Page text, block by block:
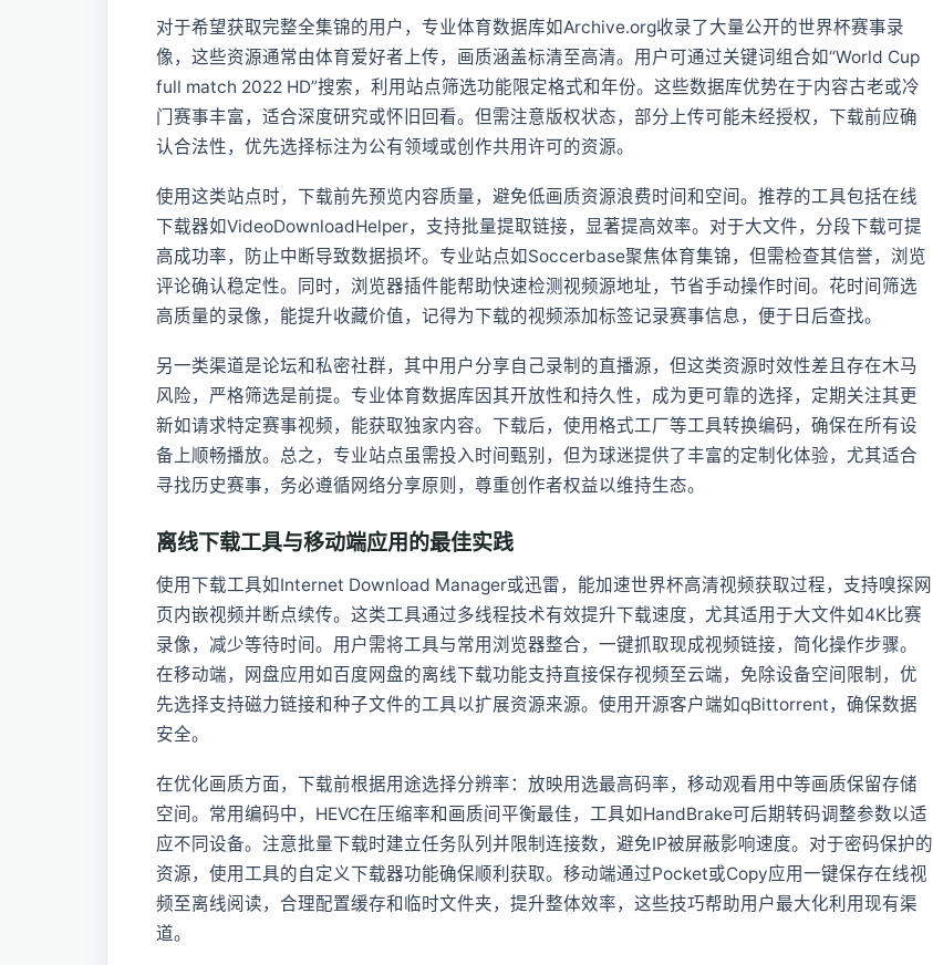
对于希望获取完整全集锦的用户，专业体育数据库如Archive.org收录了大量公开的世界杯赛事录
像，这些资源通常由体育爱好者上传，画质涵盖标清至高清。用户可通过关键词组合如“World Cup
full match 2022 HD”搜索，利用站点筛选功能限定格式和年份。这些数据库优势在于内容古老或冷
门赛事丰富，适合深度研究或怀旧回看。但需注意版权状态，部分上传可能未经授权，下载前应确
认合法性，优先选择标注为公有领域或创作共用许可的资源。
使用这类站点时，下载前先预览内容质量，避免低画质资源浪费时间和空间。推荐的工具包括在线
下载器如VideoDownloadHelper，支持批量提取链接，显著提高效率。对于大文件，分段下载可提
高成功率，防止中断导致数据损坏。专业站点如Soccerbase聚焦体育集锦，但需检查其信誉，浏览
评论确认稳定性。同时，浏览器插件能帮助快速检测视频源地址，节省手动操作时间。花时间筛选
高质量的录像，能提升收藏价值，记得为下载的视频添加标签记录赛事信息，便于日后查找。
另一类渠道是论坛和私密社群，其中用户分享自己录制的直播源，但这类资源时效性差且存在木马
风险，严格筛选是前提。专业体育数据库因其开放性和持久性，成为更可靠的选择，定期关注其更
新如请求特定赛事视频，能获取独家内容。下载后，使用格式工厂等工具转换编码，确保在所有设
备上顺畅播放。总之，专业站点虽需投入时间甄别，但为球迷提供了丰富的定制化体验，尤其适合
寻找历史赛事，务必遵循网络分享原则，尊重创作者权益以维持生态。
离线下载工具与移动端应用的最佳实践
使用下载工具如Internet Download Manager或迅雷，能加速世界杯高清视频获取过程，支持嗅探网
页内嵌视频并断点续传。这类工具通过多线程技术有效提升下载速度，尤其适用于大文件如4K比赛
录像，减少等待时间。用户需将工具与常用浏览器整合，一键抓取现成视频链接，简化操作步骤。
在移动端，网盘应用如百度网盘的离线下载功能支持直接保存视频至云端，免除设备空间限制，优
先选择支持磁力链接和种子文件的工具以扩展资源来源。使用开源客户端如qBittorrent，确保数据
安全。
在优化画质方面，下载前根据用途选择分辨率：放映用选最高码率，移动观看用中等画质保留存储
空间。常用编码中，HEVC在压缩率和画质间平衡最佳，工具如HandBrake可后期转码调整参数以适
应不同设备。注意批量下载时建立任务队列并限制连接数，避免IP被屏蔽影响速度。对于密码保护的
资源，使用工具的自定义下载器功能确保顺利获取。移动端通过Pocket或Copy应用一键保存在线视
频至离线阅读，合理配置缓存和临时文件夹，提升整体效率，这些技巧帮助用户最大化利用现有渠
道。